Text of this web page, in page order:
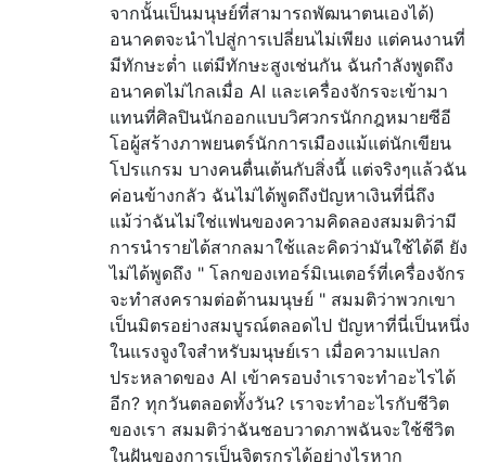
จากนั้นเป็นมนุษย์ที่สามารถพัฒนาตนเองได้)
อนาคตจะนำไปสู่การเปลี่ยนไม่เพียง แต่คนงานที่
มีทักษะต่ำ แต่มีทักษะสูงเช่นกัน ฉันกำลังพูดถึง
อนาคตไม่ไกลเมื่อ AI และเครื่องจักรจะเข้ามา
แทนที่ศิลปินนักออกแบบวิศวกรนักกฎหมายซีอี
โอผู้สร้างภาพยนตร์นักการเมืองแม้แต่นักเขียน
โปรแกรม บางคนตื่นเต้นกับสิ่งนี้ แต่จริงๆแล้วฉัน
ค่อนข้างกลัว ฉันไม่ได้พูดถึงปัญหาเงินที่นี่ถึง
แม้ว่าฉันไม่ใช่แฟนของความคิดลองสมมติว่ามี
การนำรายได้สากลมาใช้และคิดว่ามันใช้ได้ดี ยัง
ไม่ได้พูดถึง " โลกของเทอร์มิเนเตอร์ที่เครื่องจักร
จะทำสงครามต่อต้านมนุษย์ " สมมติว่าพวกเขา
เป็นมิตรอย่างสมบูรณ์ตลอดไป ปัญหาที่นี่เป็นหนึ่ง
ในแรงจูงใจสำหรับมนุษย์เรา เมื่อความแปลก
ประหลาดของ AI เข้าครอบงำเราจะทำอะไรได้
อีก? ทุกวันตลอดทั้งวัน? เราจะทำอะไรกับชีวิต
ของเรา สมมติว่าฉันชอบวาดภาพฉันจะใช้ชีวิต
ในฝันของการเป็นจิตรกรได้อย่างไรหาก